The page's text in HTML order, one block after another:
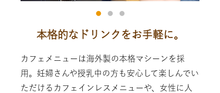
本格的なドリンクをお手軽に。
カフェメニューは海外製の本格マシーンを採
用。妊婦さんや授乳中の方も安心して楽しんでい
ただけるカフェインレスメニューや、女性に人